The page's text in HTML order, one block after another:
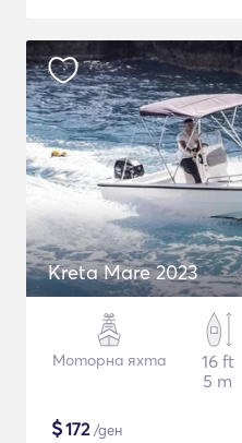
Kreta Mare 2023
Моторна яхта
16 ft
5 m
$172/ден